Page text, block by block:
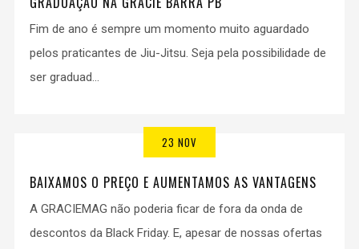
Fim de ano é sempre um momento muito aguardado
pelos praticantes de Jiu-Jitsu. Seja pela possibilidade de
ser graduad...
23 NOV
BAIXAMOS O PREÇO E AUMENTAMOS AS VANTAGENS
A GRACIEMAG não poderia ficar de fora da onda de
descontos da Black Friday. E, apesar de nossas ofertas